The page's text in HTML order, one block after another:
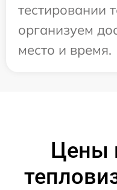
тестировании
организуем
место и время.
Цены